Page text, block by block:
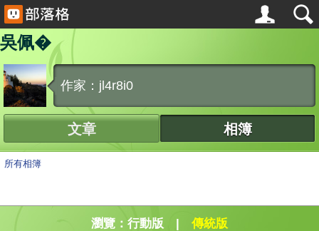
吳佩�
作家：jl4r8i0
文章 相簿
所有相簿
瀏覽： 行動版 | 傳統版